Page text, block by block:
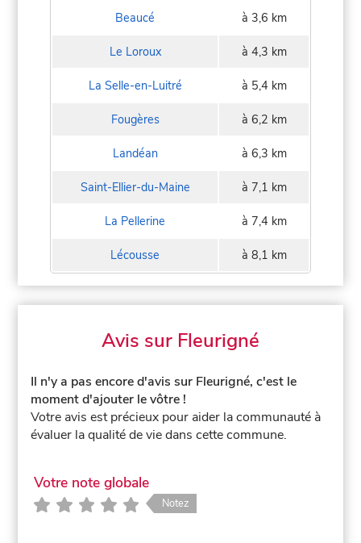
Beaucé à 3,6 km
Le Loroux à 4,3 km
La Selle-en-Luitré à 5,4 km
Fougères à 6,2 km
Landéan à 6,3 km
Saint-Ellier-du-Maine à 7,1 km
La Pellerine à 7,4 km
Lécousse à 8,1 km
Avis sur Fleurigné
Il n'y a pas encore d'avis sur Fleurigné, c'est le
moment d'ajouter le vôtre !
Votre avis est précieux pour aider la communauté à
évaluer la qualité de vie dans cette commune.
Votre note globale
Notez